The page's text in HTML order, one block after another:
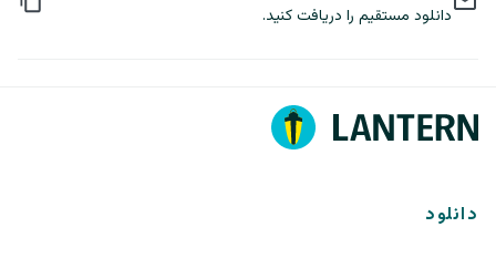
دانلود مستقیم را دریافت کنید.
دانلود